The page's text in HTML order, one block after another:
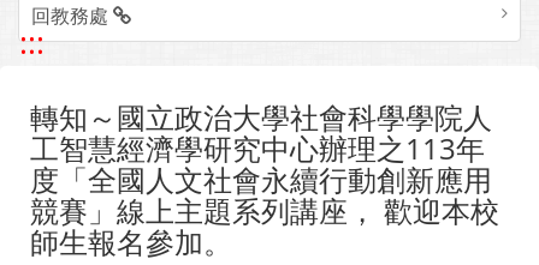
回教務處
:::
轉知～國立政治大學社會科學學院人
工智慧經濟學研究中心辦理之113年
度「全國人文社會永續行動創新應用
競賽」線上主題系列講座， 歡迎本校
師生報名參加。